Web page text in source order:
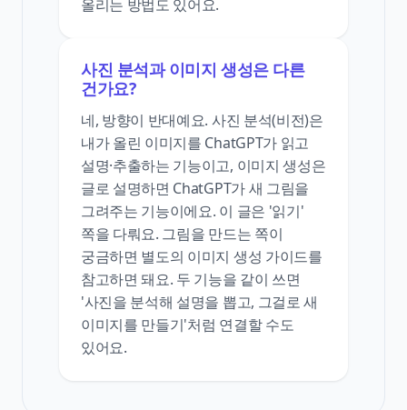
올리는 방법도 있어요.
사진 분석과 이미지 생성은 다른
건가요?
네, 방향이 반대예요. 사진 분석(비전)은
내가 올린 이미지를 ChatGPT가 읽고
설명·추출하는 기능이고, 이미지 생성은
글로 설명하면 ChatGPT가 새 그림을
그려주는 기능이에요. 이 글은 '읽기'
쪽을 다뤄요. 그림을 만드는 쪽이
궁금하면 별도의 이미지 생성 가이드를
참고하면 돼요. 두 기능을 같이 쓰면
'사진을 분석해 설명을 뽑고, 그걸로 새
이미지를 만들기'처럼 연결할 수도
있어요.